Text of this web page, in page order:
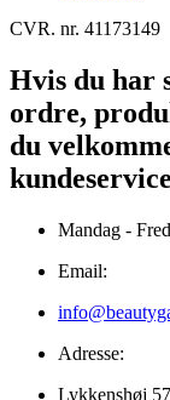
CVR. nr. 41173149
Hvis du har
ordre,
du
Mandag -
Email:
Adresse:
Lykkenshøj